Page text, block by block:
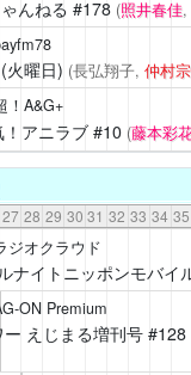
んねる #178 (照井春佳,
火曜日) (長弘翔子, 仲村
！A&G+
アニラブ#10 (藤本彩
27 28 29 30 31 32 33 34 35
ジオクラウド
ナイトニッポンモバイ
ON Premium
えじまる増刊号#128